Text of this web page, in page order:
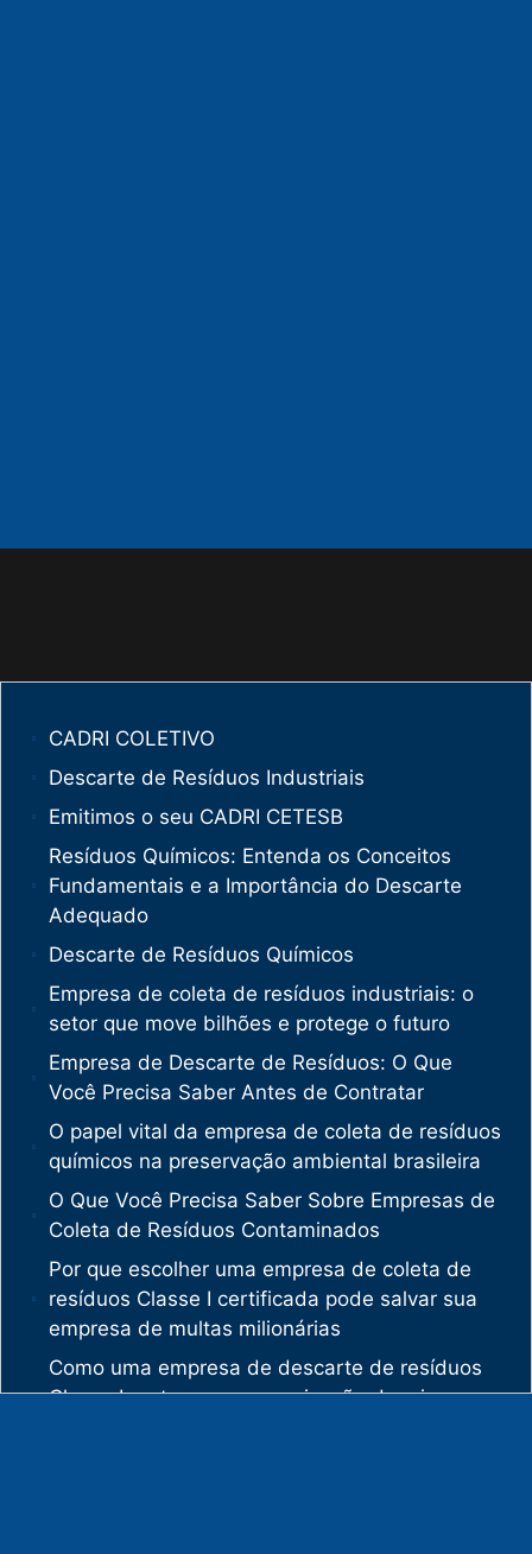
CADRI COLETIVO
Descarte de Resíduos Industriais
Emitimos o seu CADRI CETESB
Resíduos Químicos: Entenda os Conceitos
Fundamentais e a Importância do Descarte
Adequado
Descarte de Resíduos Químicos
Empresa de coleta de resíduos industriais: o
setor que move bilhões e protege o futuro
Empresa de Descarte de Resíduos: O Que
Você Precisa Saber Antes de Contratar
O papel vital da empresa de coleta de resíduos
químicos na preservação ambiental brasileira
O Que Você Precisa Saber Sobre Empresas de
Coleta de Resíduos Contaminados
Por que escolher uma empresa de coleta de
resíduos Classe I certificada pode salvar sua
empresa de multas milionárias
Como uma empresa de descarte de resíduos
Classe I protege sua organização de crimes